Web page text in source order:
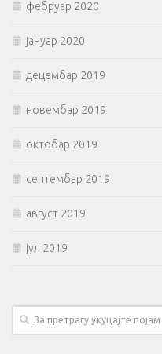
фебруар 2020
јануар 2020
децембар 2019
новембар 2019
октобар 2019
септембар 2019
август 2019
јул 2019